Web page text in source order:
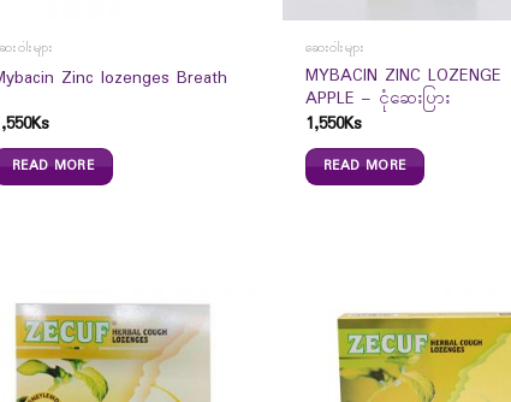
းဝါးများ
Zinc lozenges Breath
Ks
READ MORE
ဆေးဝါးများ
MYBACIN ZINC LOZENGE
APPLE – ငုံဆေးပြား
1,550Ks
READ MORE